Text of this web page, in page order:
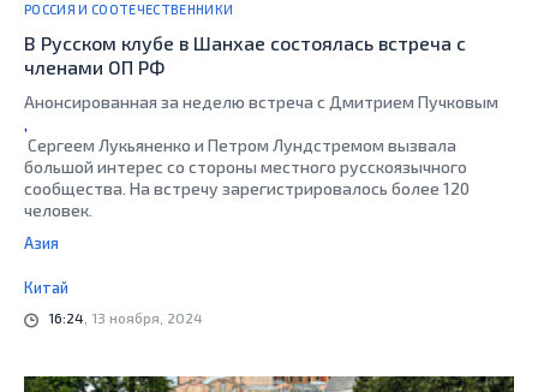
РОССИЯ И СООТЕЧЕСТВЕННИКИ
В Русском клубе в Шанхае состоялась встреча с
членами ОП РФ
Анонсированная за неделю встреча с Дмитрием Пучковым
,
Сергеем Лукьяненко и Петром Лундстремом вызвала
большой интерес со стороны местного русскоязычного
сообщества. На встречу зарегистрировалось более 120
человек.
Азия
Китай
16:24 , 13 ноября, 2024